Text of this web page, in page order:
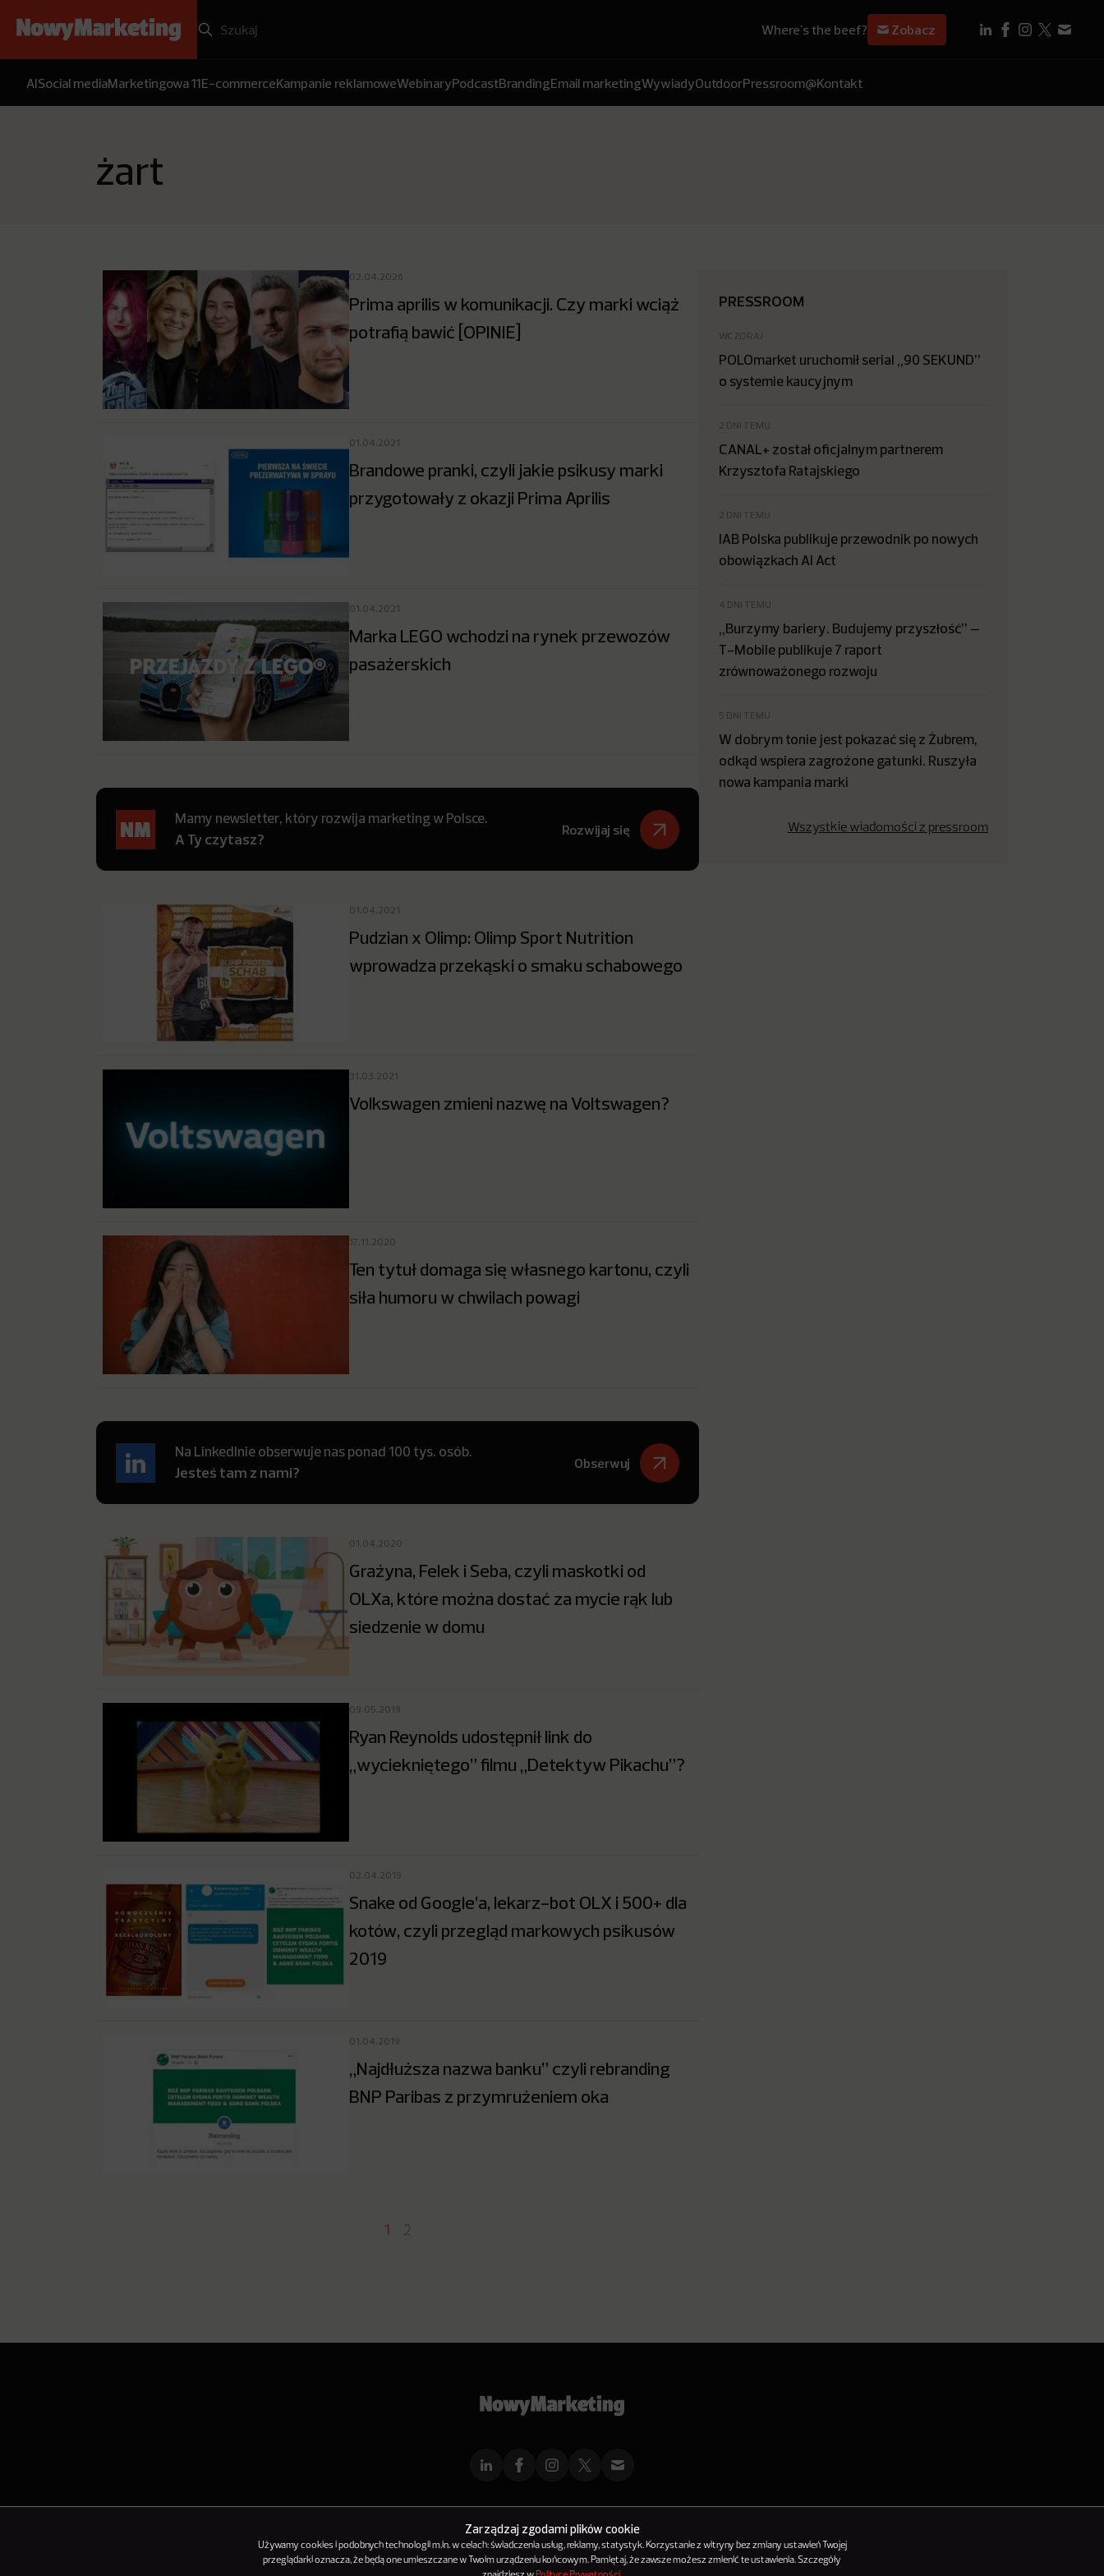
Zarządzaj zgodami plików cookie
Używamy cookies i podobnych technologii m.in. w celach: świadczenia usług, reklamy, statystyk. Korzystanie z witryny bez zmiany ustawień Twojej
przeglądarki oznacza, że będą one umieszczane w Twoim urządzeniu końcowym. Pamiętaj, że zawsze możesz zmienić te ustawienia. Szczegóły
Where's the beef? Zobacz
AISocial mediaMarketingowa 11E-commerceKampanie reklamoweWebinaryPodcastBrandingEmail marketingWywiadyOutdoorPressroom@Kontakt
żart
02.04.2026
Prima aprilis w komunikacji. Czy marki wciąż
potrafią bawić [OPINIE]
01.04.2021
Brandowe pranki, czyli jakie psikusy marki
przygotowały z okazji Prima Aprilis
01.04.2021
Marka LEGO wchodzi na rynek przewozów
pasażerskich
Mamy newsletter, który rozwija marketing w Polsce.
A Ty czytasz?
Rozwijaj się
01.04.2021
Pudzian x Olimp: Olimp Sport Nutrition
wprowadza przekąski o smaku schabowego
31.03.2021
Volkswagen zmieni nazwę na Voltswagen?
17.11.2020
Ten tytuł domaga się własnego kartonu, czyli
siła humoru w chwilach powagi
Na LinkedInie obserwuje nas ponad 100 tys. osób.
Jesteś tam z nami?
Obserwuj
01.04.2020
Grażyna, Felek i Seba, czyli maskotki od
OLXa, które można dostać za mycie rąk lub
siedzenie w domu
09.05.2019
Ryan Reynolds udostępnił link do
„wyciekniętego” filmu „Detektyw Pikachu”?
02.04.2019
Snake od Google’a, lekarz-bot OLX i 500+ dla
kotów, czyli przegląd markowych psikusów
2019
01.04.2019
„Najdłuższa nazwa banku” czyli rebranding
BNP Paribas z przymrużeniem oka
1 2
PRESSROOM
WCZORAJ
POLOmarket uruchomił serial „90 SEKUND”
o systemie kaucyjnym
2 DNI TEMU
CANAL+ został oficjalnym partnerem
Krzysztofa Ratajskiego
2 DNI TEMU
IAB Polska publikuje przewodnik po nowych
obowiązkach AI Act
4 DNI TEMU
„Burzymy bariery. Budujemy przyszłość” –
T-Mobile publikuje 7 raport
zrównoważonego rozwoju
5 DNI TEMU
W dobrym tonie jest pokazać się z Żubrem,
odkąd wspiera zagrożone gatunki. Ruszyła
nowa kampania marki
Wszystkie wiadomości z pressroom
ReklamaKontaktPolityka PrywatnościKanał RSS